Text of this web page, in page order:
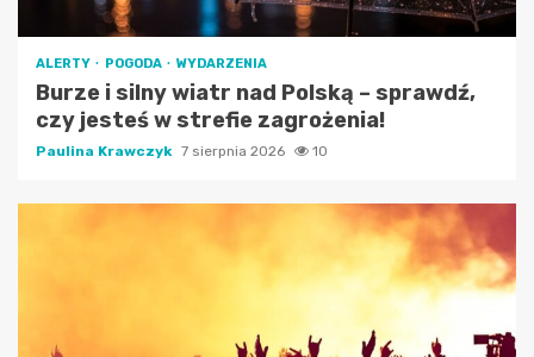
ALERTY POGODA WYDARZENIA
Burze i silny wiatr nad Polską – sprawdź,
czy jesteś w strefie zagrożenia!
Paulina Krawczyk 7 sierpnia 2026 10